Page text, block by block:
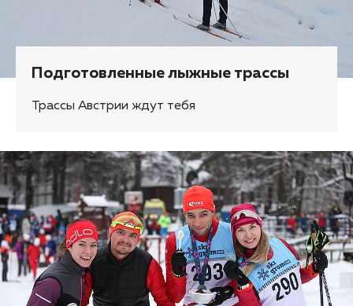
Подготовленные лыжные трассы
Трассы Австрии ждут тебя